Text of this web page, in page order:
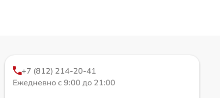
+7 (812) 214-20-41
Ежедневно с 9:00 до 21:00